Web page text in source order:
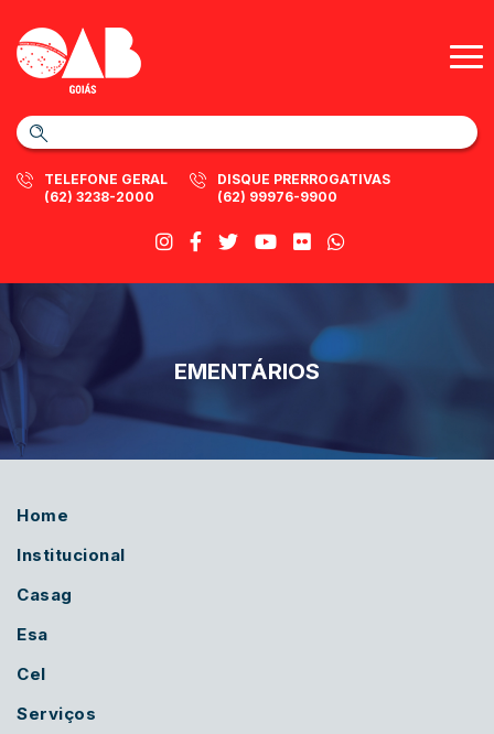
TELEFONE GERAL
(62) 3238-2000
DISQUE PRERROGATIVAS
(62) 99976-9900
EMENTÁRIOS
Home
Institucional
Casag
Esa
Cel
Serviços